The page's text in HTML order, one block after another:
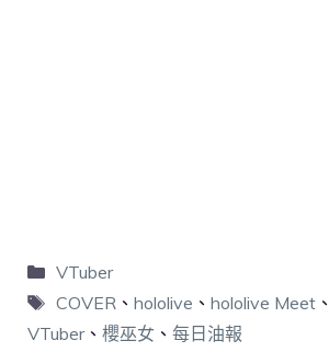
VTuber
COVER、 hololive 、 hololive Meet、
VTuber、 櫻巫女 、 每日油報